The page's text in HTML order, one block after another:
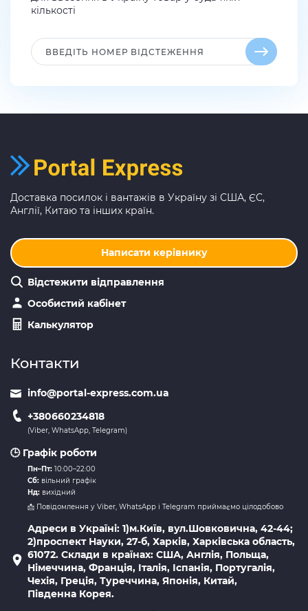
кількості
Доставка посилок і вантажів в Україну зі США, ЄС,
Англії, Китаю та інших країн.
Написати керівнику
Відстежити відправлення
Особистий кабінет
Калькулятор
Контакти
info@portal-express.com.ua
+380660234818
(Viber, WhatsApp, Telegram)
🕒 Графік роботи
Пн–Пт: 10:00–22:00
Сб: вільний графік
Нд: вихідний
📩 Повідомлення у Viber, WhatsApp і Telegram приймаємо цілодобово
Адреси в Україні: 1)м.Київ, вул.Шовковична, 42-44;
2)проспект Науки, 27-б, Харків, Харківська область,
61072. Склади в країнах: США, Англія, Польща,
Німеччина, Франція, Італія, Іспанія, Португалія,
Чехія, Греція, Туреччина, Японія, Китай,
Південна Корея.